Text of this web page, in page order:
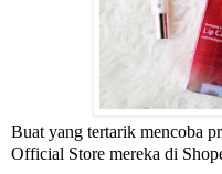
Buat yang tertarik mencoba
Official Store mereka di